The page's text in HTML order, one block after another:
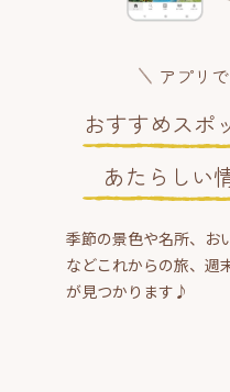
アプリ
おすすめスポ
あたらしい
季節の景色や名所、お
などこれからの旅、週
が見つかります♪